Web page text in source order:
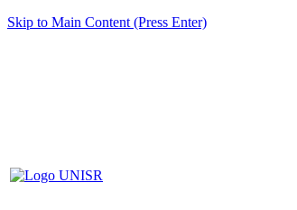
Skip to Main Content (Press Enter)